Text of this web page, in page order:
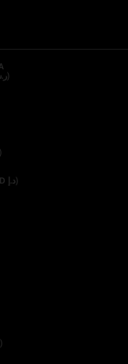
ARABIA SAUDITA (SAR ر.س)
EMIRATI ARABI UNITI (AED د.إ)